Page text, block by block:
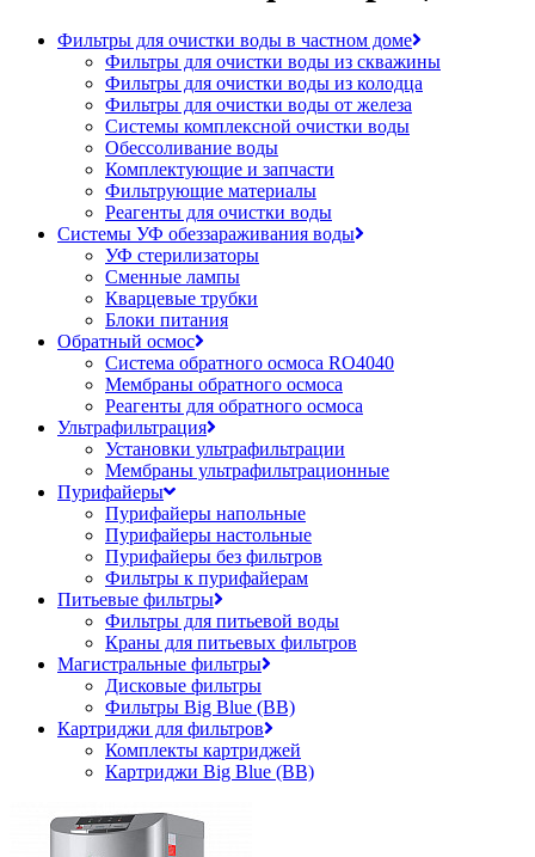
Фильтры для очистки воды в частном доме
Фильтры для очистки воды из скважины
Фильтры для очистки воды из колодца
Фильтры для очистки воды от железа
Системы комплексной очистки воды
Обессоливание воды
Комплектующие и запчасти
Фильтрующие материалы
Реагенты для очистки воды
Системы УФ обеззараживания воды
УФ стерилизаторы
Сменные лампы
Кварцевые трубки
Блоки питания
Обратный осмос
Система обратного осмоса RO4040
Мембраны обратного осмоса
Реагенты для обратного осмоса
Ультрафильтрация
Установки ультрафильтрации
Мембраны ультрафильтрационные
Пурифайеры
Пурифайеры напольные
Пурифайеры настольные
Пурифайеры без фильтров
Фильтры к пурифайерам
Питьевые фильтры
Фильтры для питьевой воды
Краны для питьевых фильтров
Магистральные фильтры
Дисковые фильтры
Фильтры Big Blue (BB)
Картриджи для фильтров
Комплекты картриджей
Картриджи Big Blue (BB)